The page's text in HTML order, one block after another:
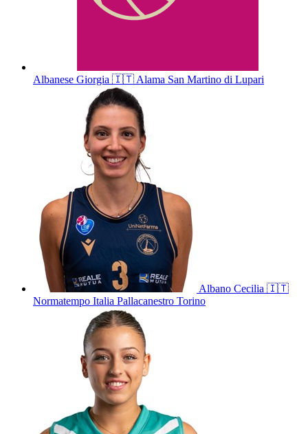
Albanese Giorgia 🇮🇹Alama San Martino di Lupari
Albano Cecilia 🇮🇹
Normatempo Italia Pallacanestro Torino